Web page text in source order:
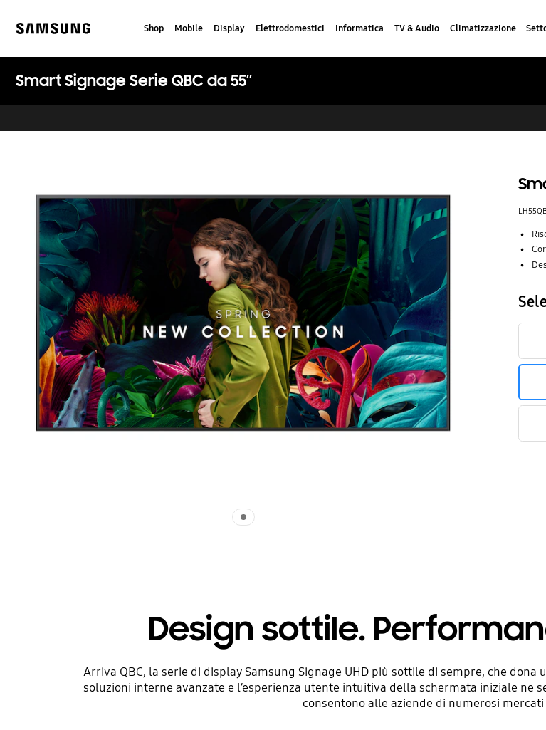
content
Shop Mobile Display Elettrodomestici Informatica TV & Audio Climatizzazione
Smart Signage Serie QBC da 55’’
Design sottile.
Arriva QBC, la serie di display Samsung Signage UHD più sottile di sempre, che
soluzioni interne avanzate e l’esperienza utente intuitiva della schermata iniziale ne
consentono alle aziende di numerosi